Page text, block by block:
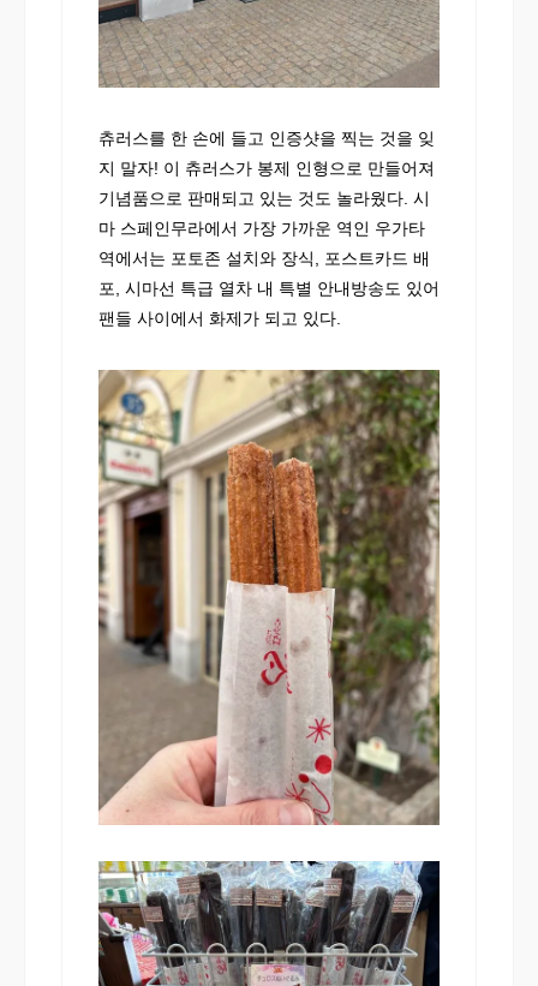
츄러스를 한 손에 들고 인증샷을 찍는 것을 잊
지 말자! 이 츄러스가 봉제 인형으로 만들어져
기념품으로 판매되고 있는 것도 놀라웠다. 시
마 스페인무라에서 가장 가까운 역인 우가타
역에서는 포토존 설치와 장식, 포스트카드 배
포, 시마선 특급 열차 내 특별 안내방송도 있어
팬들 사이에서 화제가 되고 있다.